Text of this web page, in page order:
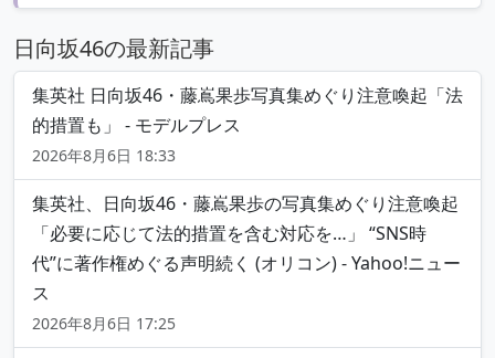
日向坂46の最新記事
集英社 日向坂46・藤嶌果歩写真集めぐり注意喚起「法
的措置も」 - モデルプレス
2026年8月6日 18:33
集英社、日向坂46・藤嶌果歩の写真集めぐり注意喚起
「必要に応じて法的措置を含む対応を…」 “SNS時
代”に著作権めぐる声明続く (オリコン) - Yahoo!ニュー
ス
2026年8月6日 17:25